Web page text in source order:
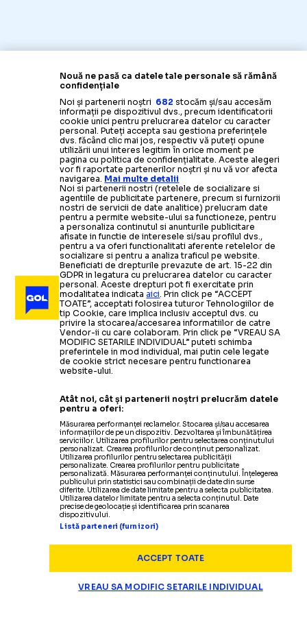
Știrile zilei din sport
Nouă ne pasă ca datele tale personale să rămână
confidențiale
Noi și partenerii noștri 682 stocăm și/sau accesăm
informații pe dispozitivul dvs., precum identificatorii
cookie unici pentru prelucrarea datelor cu caracter
personal. Puteți accepta sau gestiona preferințele
dvs. făcând clic mai jos, respectiv vă puteți opune
utilizării unui interes legitim în orice moment pe
pagina cu politica de confidențialitate. Aceste alegeri
vor fi raportate partenerilor noștri și nu vă vor afecta
navigarea. Mai multe detalii
Noi si partenerii nostri (retelele de socializare si
agentiile de publicitate partenere, precum si furnizorii
nostri de servicii de date analitice) prelucram date
pentru a permite website-ului sa functioneze, pentru
a personaliza continutul si anunturile publicitare
afisate in functie de interesele si/sau profilul dvs.,
pentru a va oferi functionalitati aferente retelelor de
socializare si pentru a analiza traficul pe website.
Beneficiati de drepturile prevazute de art. 15-22 din
GDPR in legatura cu prelucrarea datelor cu caracter
personal. Aceste drepturi pot fi exercitate prin
modalitatea indicataaici. Prin click pe “ACCEPT
TOATE”, acceptati folosirea tuturor Tehnologiilor de
tip Cookie, care implica inclusiv acceptul dvs. cu
privire la stocarea/accesarea informatiilor de catre
Vendor-ii cu care colaboram. Prin click pe “VREAU SA
MODIFIC SETARILE INDIVIDUAL” puteti schimba
preferintele in mod individual, mai putin cele legate
de cookie strict necesare pentru functionarea
website-ului.
Atât noi, cât și partenerii noștri prelucrăm datele
pentru a oferi:
Măsurarea performanței reclamelor. Stocarea și/sau accesarea
informațiilor de pe un dispozitiv. Dezvoltarea și îmbunătățirea
serviciilor. Utilizarea profilurilor pentru selectarea conținutului
personalizat. Crearea profilurilor de conținut personalizat.
Utilizarea profilurilor pentru selectarea publicității
personalizate. Crearea profilurilor pentru publicitate
personalizată. Măsurarea performanței conținutului. Înțelegerea
publicului prin statistici sau combinații de date din surse
diferite. Utilizarea de date limitate pentru a selecta publicitatea.
Utilizarea datelor limitate pentru a selecta conținutul. Date
precise de geolocație și identificarea prin scanarea
dispozitivului.
Listă parteneri (furnizori)
ACCEPT TOATE
VREAU SA MODIFIC SETARILE INDIVIDUAL